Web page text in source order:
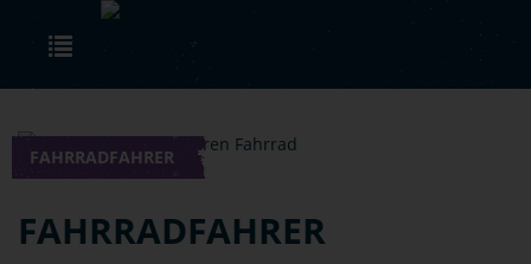
Skip to main content
FAHRRADFAHRER
FAHRRADFAHRER